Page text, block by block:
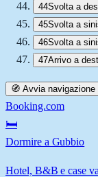
44Svolta a
45Svolta a
46Svolta a
47Arrivo a
🧭 Avvia navigazione
Booking.com
🛏️
Dormire a Gubbio
Hotel, B&B e case